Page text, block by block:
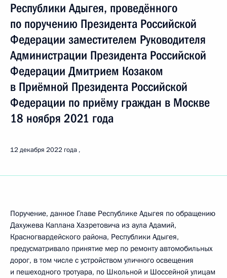
Республики Адыгея, проведённого
по поручению Президента Российской
Федерации заместителем Руководителя
Администрации Президента Российской
Федерации Дмитрием Козаком
в Приёмной Президента Российской
Федерации по приёму граждан в Москве
18 ноября 2021 года
12 декабря 2022 года
Поручение, данное Главе Республике Адыгея по обращению
Дахужева Каплана Хазретовича из аула Адамий,
Красногвардейского района, Республики Адыгея,
предусматривало принятие мер по ремонту автомобильных
дорог, в том числе с устройством уличного освещения
и пешеходного тротуара, по Школьной и Шоссейной улицам